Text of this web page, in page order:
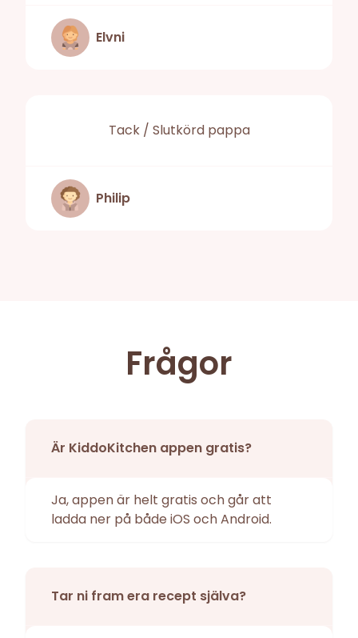
Elvni
Tack / Slutkörd pappa
Philip
Frågor
Är KiddoKitchen appen gratis?
Ja, appen är helt gratis och går att
ladda ner på både iOS och Android.
Tar ni fram era recept själva?